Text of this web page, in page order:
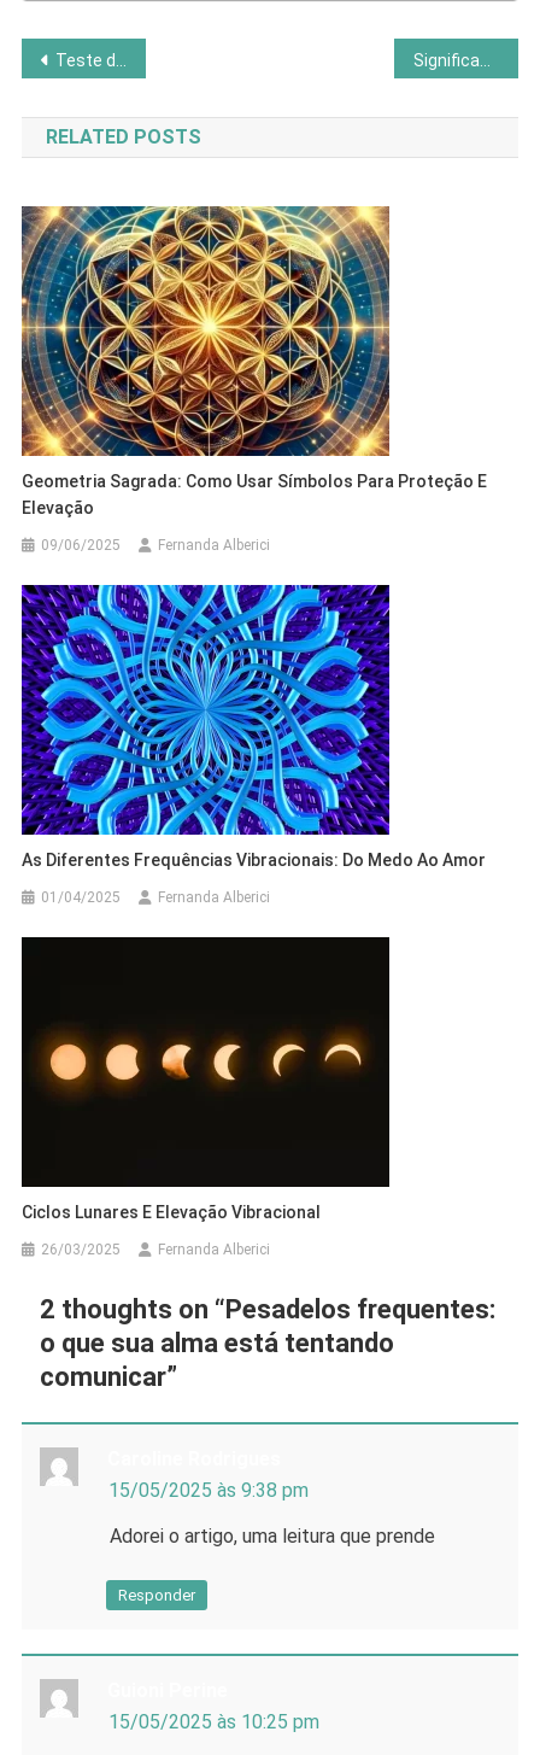
Navegação
de
Post
Teste do Ikigai: descubra sua razão de viver Significado Oculto dos Números Mestres 11, 22 e 33
RELATED POSTS
Geometria Sagrada: Como Usar Símbolos Para Proteção E
Elevação
09/06/2025 Fernanda Alberici
As Diferentes Frequências Vibracionais: Do Medo Ao Amor
01/04/2025 Fernanda Alberici
Ciclos Lunares E Elevação Vibracional
26/03/2025 Fernanda Alberici
2 thoughts on “ Pesadelos frequentes:
o que sua alma está tentando
comunicar”
15/05/2025 às 9:38 pm
Adorei o artigo, uma leitura que prende
Responder
15/05/2025 às 10:25 pm